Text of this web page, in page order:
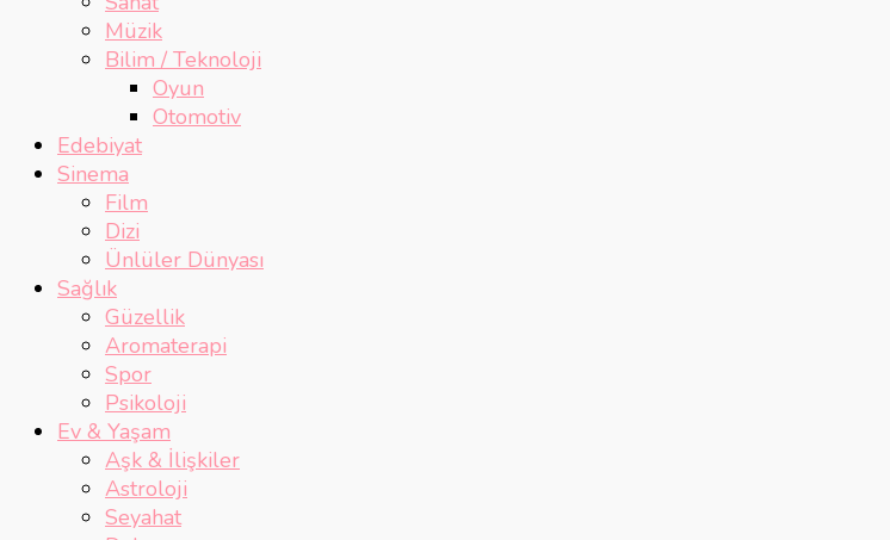
Müzik
Bilim / Teknoloji
Oyun
Otomotiv
Edebiyat
Sinema
Film
Dizi
Ünlüler Dünyası
Sağlık
Güzellik
Aromaterapi
Spor
Psikoloji
Ev & Yaşam
Aşk & İlişkiler
Astroloji
Seyahat